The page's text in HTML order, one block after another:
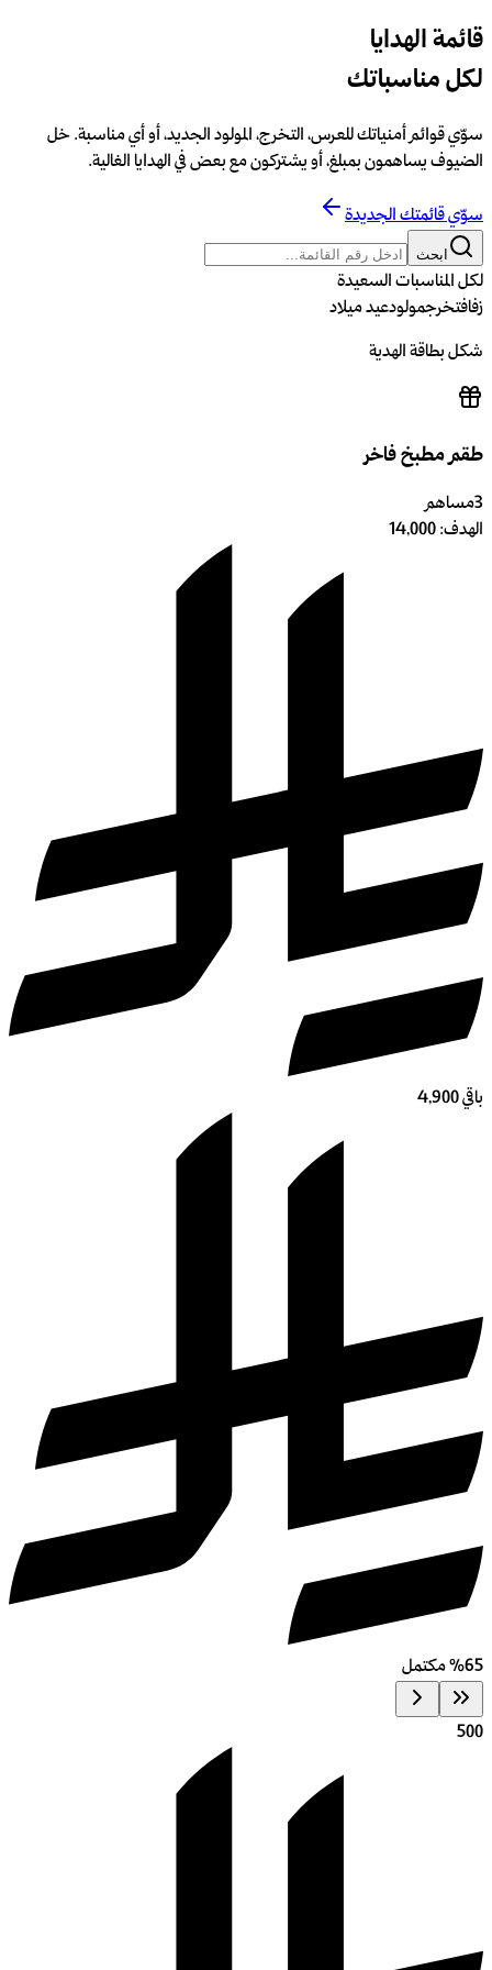
قائمة الهدايا
لكل مناسباتك
سوّي قوائم أمنياتك للعرس، التخرج، المولود الجديد، أو أي مناسبة. خل
الضيوف يساهمون بمبلغ، أو يشتركون مع بعض في الهدايا الغالية.
سوّي قائمتك الجديدة
ابحث
لكل المناسبات السعيدة
زفافتخرجمولودعيد ميلاد
شكل بطاقة الهدية
طقم مطبخ فاخر
3مساهم
الهدف:14,000
باقي 4,900
65% مكتمل
500